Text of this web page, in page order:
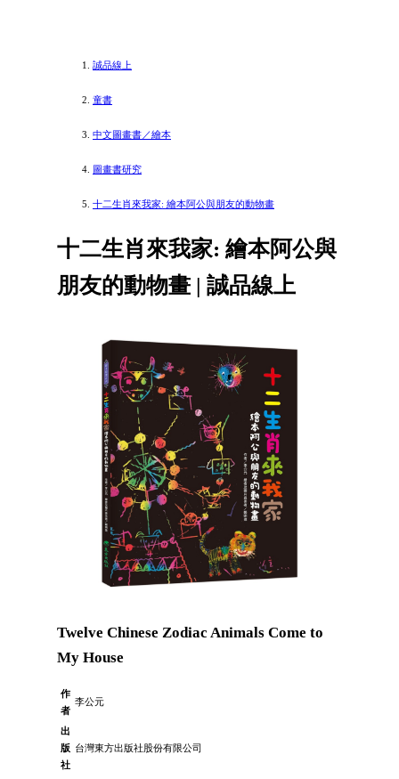
誠品線上
童書
中文圖畫書／繪本
圖畫書研究
十二生肖來我家: 繪本阿公與朋友的動物畫
十二生肖來我家: 繪本阿公與
朋友的動物畫 | 誠品線上
Twelve Chinese Zodiac Animals Come to
My House
作
者
李公元
出
版
社
台灣東方出版社股份有限公司